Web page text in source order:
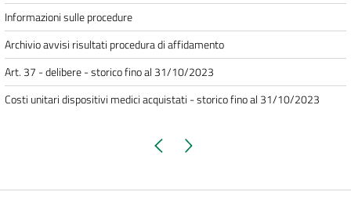
Informazioni sulle procedure
Archivio avvisi risultati procedura di affidamento
Art. 37 - delibere - storico fino al 31/10/2023
Costi unitari dispositivi medici acquistati - storico fino al 31/10/2023
Pagina precedente
Pagina successiva